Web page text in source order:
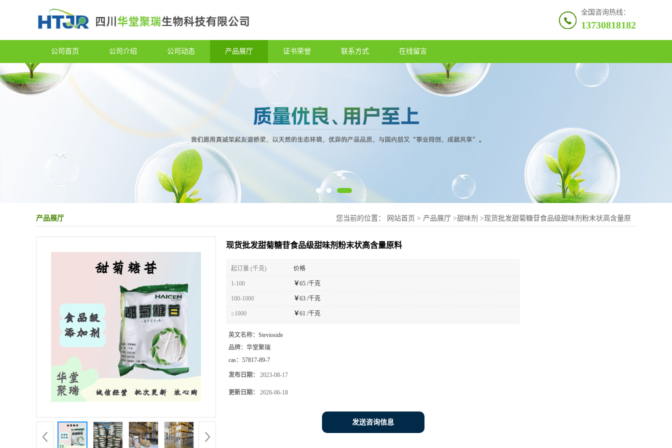
全国咨询热线：
13730818182
公司首页 公司介绍 公司动态 产品展厅 证书荣誉 联系方式 在线留言
产品展厅 您当前的位置： 网站首页 > 产品展厅 >甜味剂 >现货批发甜菊糖苷食品级甜味剂粉末状高含量原
现货批发甜菊糖苷食品级甜味剂粉末状高含量原料
起订量 (千克) 价格
1-100 ￥65 /千克
100-1000 ￥63 /千克
≥1000 ￥61 /千克
英文名称： Stevioside
品牌： 华堂聚瑞
cas： 57817-89-7
发布日期： 2023-08-17
更新日期： 2026-06-18
发送咨询信息